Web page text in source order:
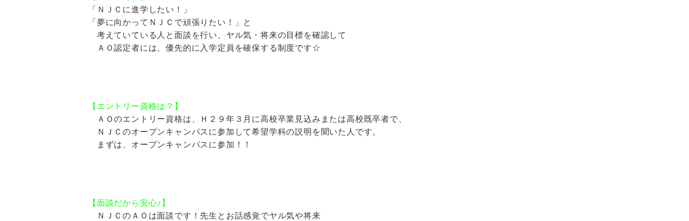
「ＮＪＣに進学したい！」
「夢に向かってＮＪＣで頑張りたい！」と
考えていている人と面談を行い、ヤル気・将来の目標を確認して
ＡＯ認定者には、優先的に入学定員を確保する制度です☆
【エントリー資格は？】
ＡＯのエントリー資格は、Ｈ２９年３月に高校卒業見込みまたは高校既卒者で、
ＮＪＣのオープンキャンパスに参加して希望学科の説明を聞いた人です。
まずは、オープンキャンパスに参加！！
【面談だから安心♪】
ＮＪＣのＡＯは面談です！先生とお話感覚でヤル気や将来